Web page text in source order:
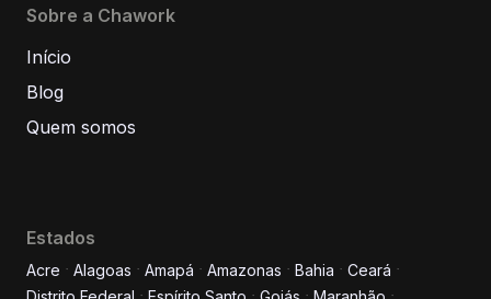
Sobre a Chawork
Início
Blog
Quem somos
Estados
Acre Alagoas Amapá Amazonas Bahia
Ceará